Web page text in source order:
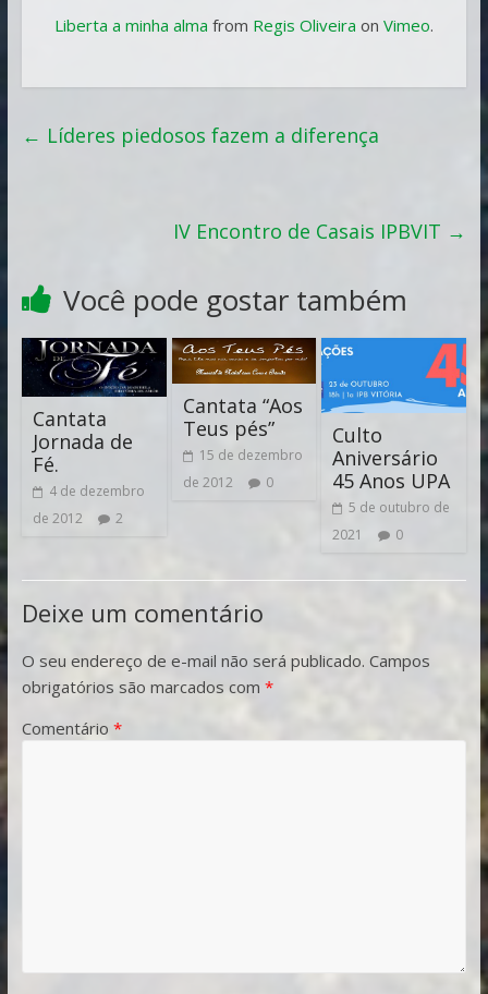
Liberta a minha alma from Regis Oliveira on Vimeo.
← Líderes piedosos fazem a diferença
IV Encontro de Casais IPBVIT →
Você pode gostar também
Cantata
Jornada de
Fé.
4 de dezembro
de 2012
2
Cantata “Aos
Teus pés”
15 de dezembro
de 2012
0
Culto
Aniversário
45 Anos UPA
5 de outubro de
2021
0
Deixe um comentário
O seu endereço de e-mail não será publicado. Campos
obrigatórios são marcados com *
Comentário *